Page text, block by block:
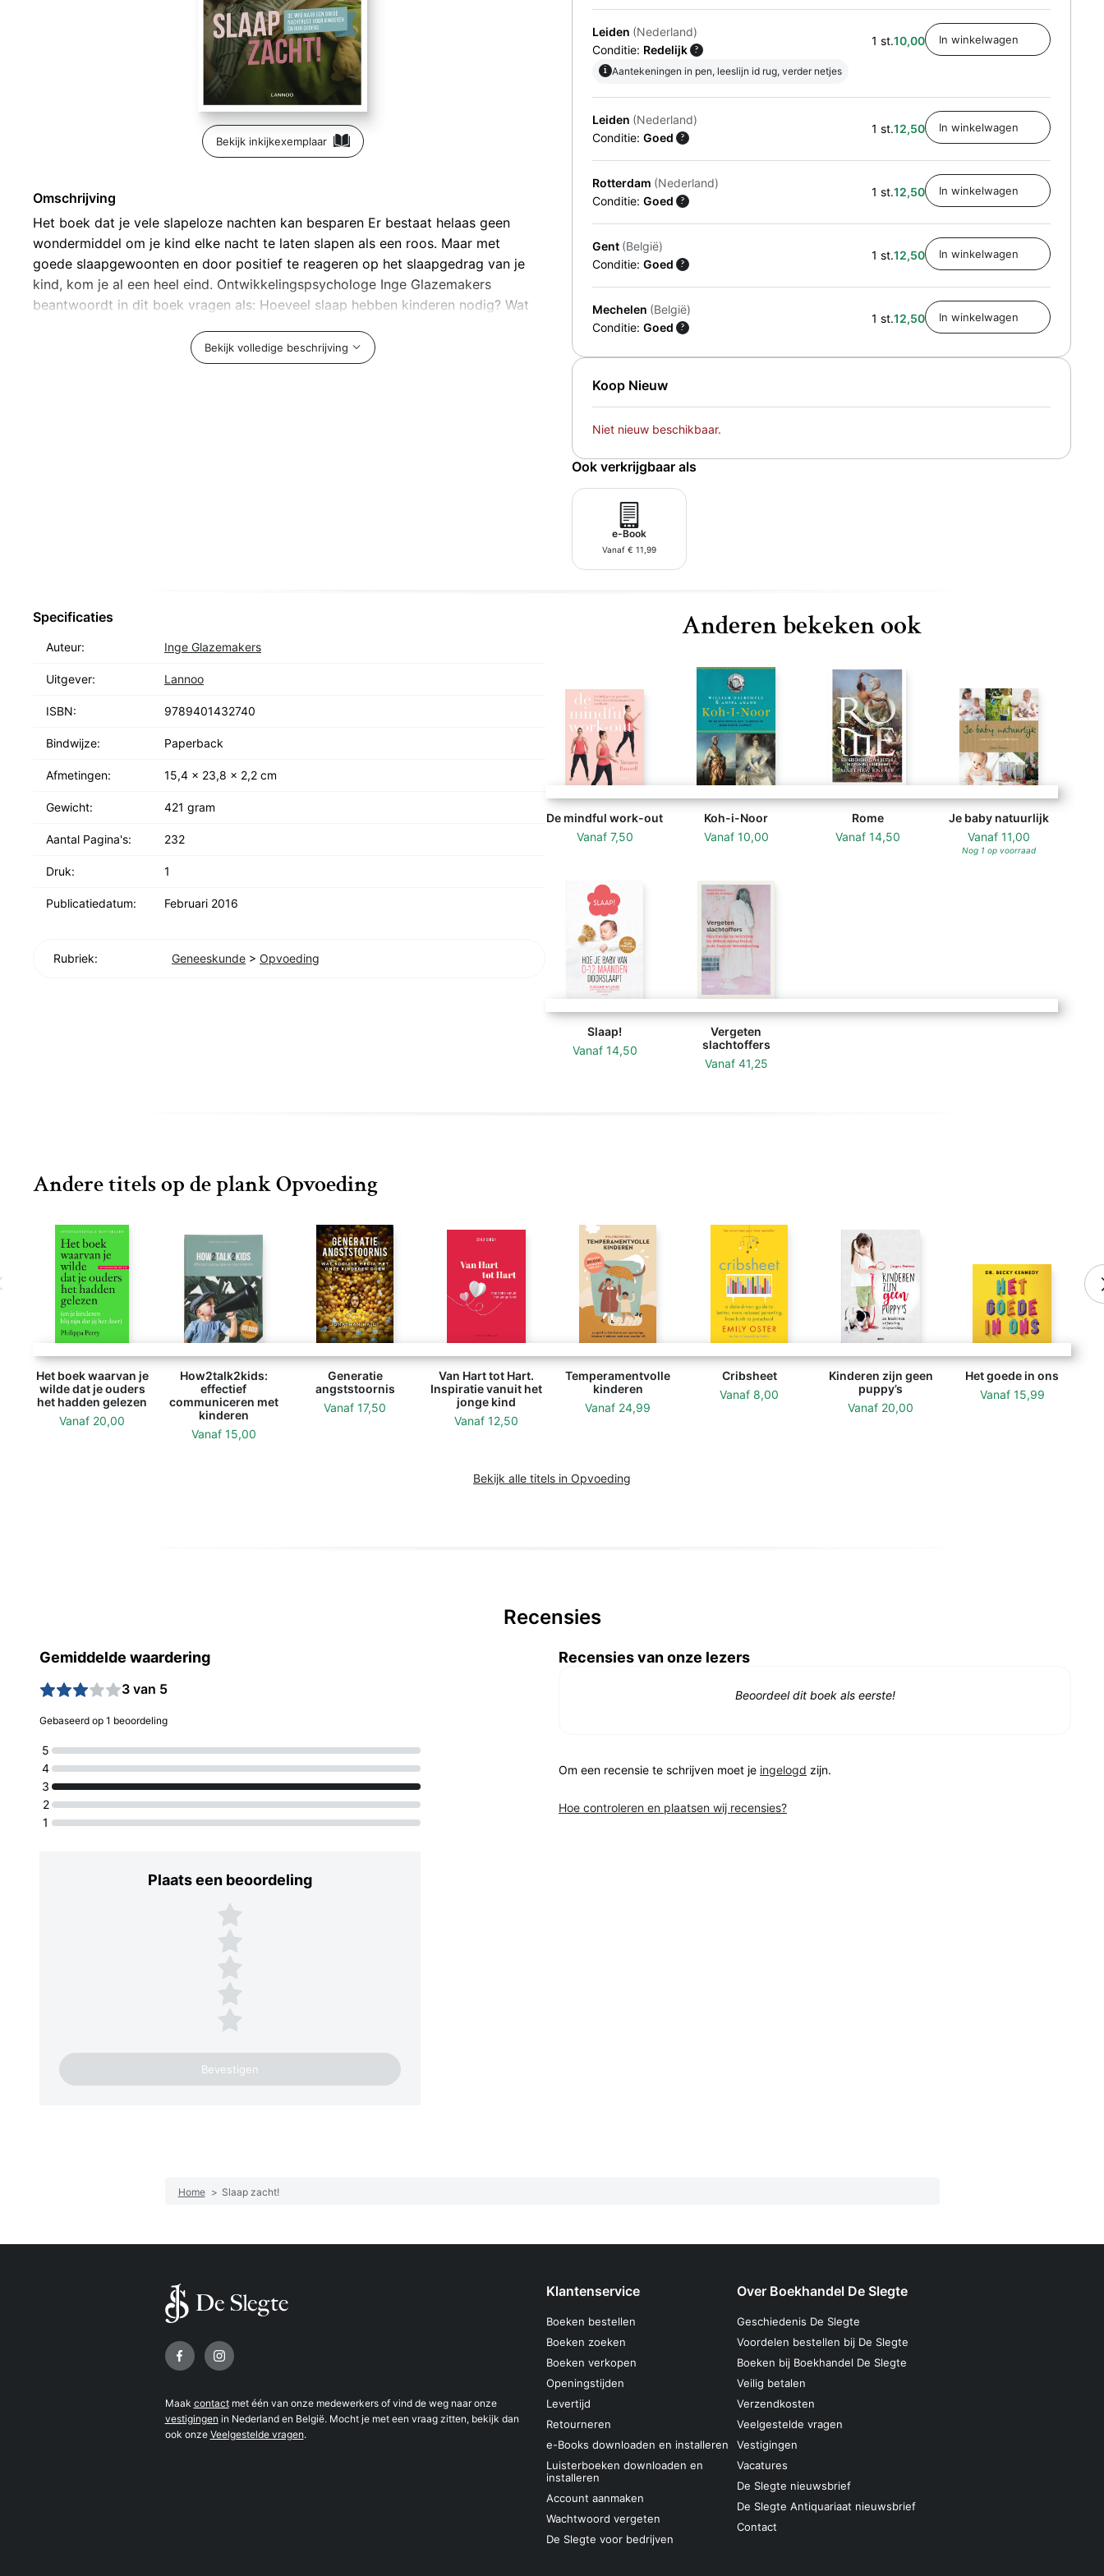
Bekijk inkijkexemplaar
Leiden (Nederland)
Conditie: Redelijk ?
1 st.10,00
i Aantekeningen in pen, leeslijn id rug, verder netjes
Leiden (Nederland)
Conditie: Goed ?
1 st.12,50
Rotterdam (Nederland)
Conditie: Goed ?
1 st.12,50
Gent (België)
Conditie: Goed ?
1 st.12,50
Mechelen (België)
Conditie: Goed ?
1 st.12,50
Koop Nieuw
Niet nieuw beschikbaar.
Ook verkrijgbaar als
e-Book
Vanaf € 11,99
Omschrijving
Het boek dat je vele slapeloze nachten kan besparen Er bestaat helaas geen
wondermiddel om je kind elke nacht te laten slapen als een roos. Maar met
goede slaapgewoonten en door positief te reageren op het slaapgedrag van je
kind, kom je al een heel eind. Ontwikkelingspsychologe Inge Glazemakers
beantwoordt in dit boek vragen als: Hoeveel slaap hebben kinderen nodig? Wat
doorslapen? Hoe pak je angsten en nachtmerries aan? En wat als je kind altijd
met zijn linkerbeen uit bed stapt?
Bekijk volledige beschrijving
Anderen bekeken ook
De mindful work-out
Vanaf 7,50
Koh-i-Noor
Vanaf 10,00
Rome
Vanaf 14,50
Je baby natuurlijk
Vanaf 11,00
Nog 1 op voorraad
Slaap!
Vanaf 14,50
Vergeten
slachtoffers
Vanaf 41,25
Specificaties
Auteur: Inge Glazemakers
Uitgever: Lannoo
ISBN: 9789401432740
Bindwijze: Paperback
Afmetingen: 15,4 x 23,8 x 2,2 cm
Gewicht: 421 gram
Aantal Pagina's: 232
Druk: 1
Publicatiedatum: Februari 2016
Rubriek: Geneeskunde > Opvoeding
Andere titels op de plank Opvoeding
Het boek waarvan je
wilde dat je ouders
het hadden gelezen
Vanaf 20,00
How2talk2kids:
effectief
communiceren met
kinderen
Vanaf 15,00
Generatie
angststoornis
Vanaf 17,50
Van Hart tot Hart.
Inspiratie vanuit het
jonge kind
Vanaf 12,50
Temperamentvolle
kinderen
Vanaf 24,99
Cribsheet
Vanaf 8,00
Kinderen zijn geen
puppy’s
Vanaf 20,00
Het goede in ons
Vanaf 15,99
Bekijk alle titels in Opvoeding
Recensies
Gemiddelde waardering
3 van 5
Gebaseerd op 1 beoordeling
5
4
3
2
1
Plaats een beoordeling
Plaats een beoordeling
5 sterren
4 sterren
3 sterren
2 sterren
1 ster
Recensies van onze lezers
Beoordeel dit boek als eerste!
Om een recensie te schrijven moet je ingelogd zijn.
Hoe controleren en plaatsen wij recensies?
Home > Slaap zacht!
Volg ons op
Maak contactmet één van onze medewerkers of vind de weg naar onze
vestigingen in Nederland en België. Mocht je met een vraag zitten, bekijk dan
ook onze Veelgestelde vragen.
Klantenservice
Boeken bestellen
Boeken zoeken
Boeken verkopen
Openingstijden
Levertijd
Retourneren
e-Books downloaden en installeren
Luisterboeken downloaden en
installeren
Account aanmaken
Wachtwoord vergeten
De Slegte voor bedrijven
Over Boekhandel De Slegte
Geschiedenis De Slegte
Voordelen bestellen bij De Slegte
Boeken bij Boekhandel De Slegte
Veilig betalen
Verzendkosten
Veelgestelde vragen
Vestigingen
Vacatures
De Slegte nieuwsbrief
De Slegte Antiquariaat nieuwsbrief
Contact